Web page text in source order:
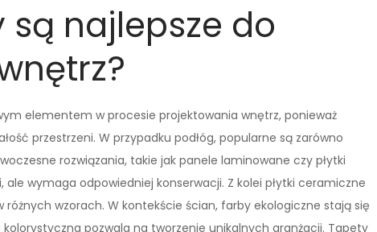
są najlepsze do
elementem w procesie projektowania wnętrz, ponieważ
przestrzeni. W przypadku podłóg, popularne są zarówno
rozwiązania, takie jak panele laminowane czy płytki
wymaga odpowiedniej konserwacji. Z kolei płytki ceramiczne
wzorach. W kontekście ścian, farby ekologiczne stają się
pozwala na tworzenie unikalnych aranżacji. Tapety